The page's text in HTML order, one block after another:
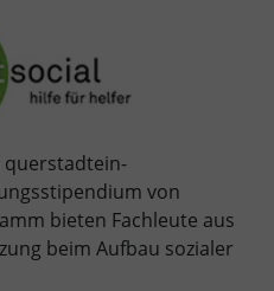
querstadtein-
von
bieten Fachleute aus
beim Aufbau sozialer